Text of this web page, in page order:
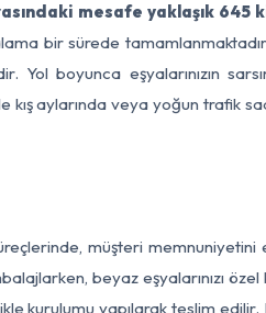
mesafe yaklaşık 645
bir sürede
boyunca eşyalarınızın
kış aylarında veya yoğun trafik
müşteri
beyaz eşyalarınızı özel
kurulumu yapılarak teslim edilir.